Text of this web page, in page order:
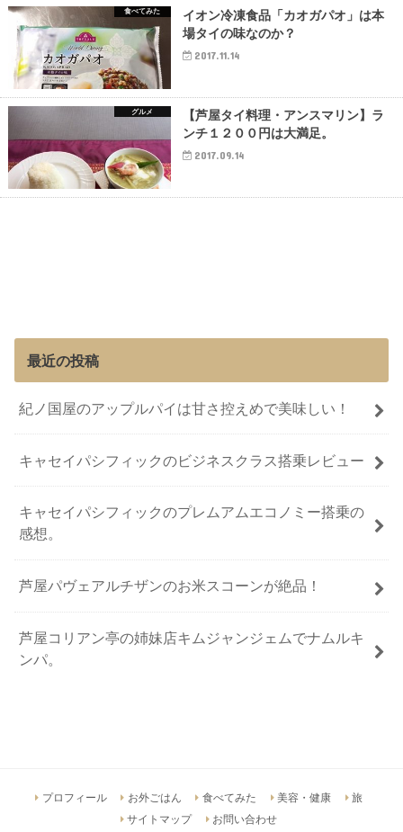
食べてみた
イオン冷凍食品「カオガパオ」は本
場タイの味なのか？
2017.11.14
グルメ
【芦屋タイ料理・アンスマリン】ラ
ンチ１２００円は大満足。
2017.09.14
最近の投稿
紀ノ国屋のアップルパイは甘さ控えめで美味しい！
キャセイパシフィックのビジネスクラス搭乗レビュー
キャセイパシフィックのプレムアムエコノミー搭乗の
感想。
芦屋パヴェアルチザンのお米スコーンが絶品！
芦屋コリアン亭の姉妹店キムジャンジェムでナムルキ
ンパ。
プロフィール お外ごはん 食べてみた 美容・健康
旅
サイトマップ
お問い合わせ